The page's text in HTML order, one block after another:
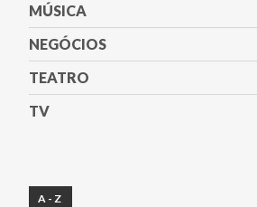
MÚSICA
NEGÓCIOS
TEATRO
TV
A-Z